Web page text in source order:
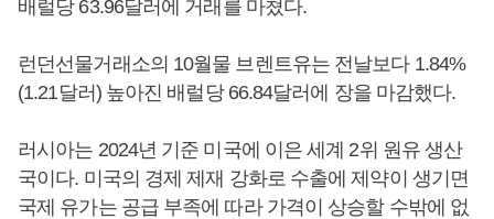
배럴당 63.96달러에 거래를 마쳤다.
런던선물거래소의 10월물 브렌트유는 전날보다 1.84%
(1.21달러) 높아진 배럴당 66.84달러에 장을 마감했다.
러시아는 2024년 기준 미국에 이은 세계 2위 원유 생산
국이다. 미국의 경제 제재 강화로 수출에 제약이 생기면
국제 유가는 공급 부족에 따라 가격이 상승할 수밖에 없